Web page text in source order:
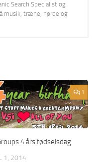
Search Specialist og
musik, træne, nørde og
1
4 års fødselsdag
1, 2014